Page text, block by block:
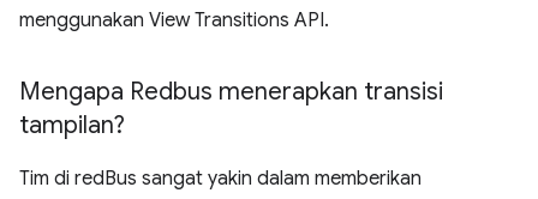
menggunakan View Transitions API.
Mengapa Redbus menerapkan transisi
tampilan?
Tim di redBus sangat yakin dalam memberikan